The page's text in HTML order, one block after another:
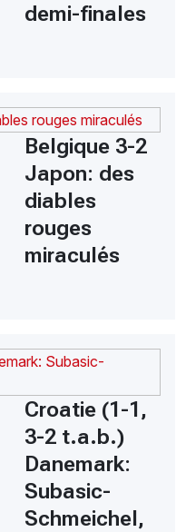
demi-finales
Belgique 3-2
Japon: des
diables
rouges
miraculés
Croatie (1-1,
3-2 t.a.b.)
Danemark:
Subasic-
Schmeichel,